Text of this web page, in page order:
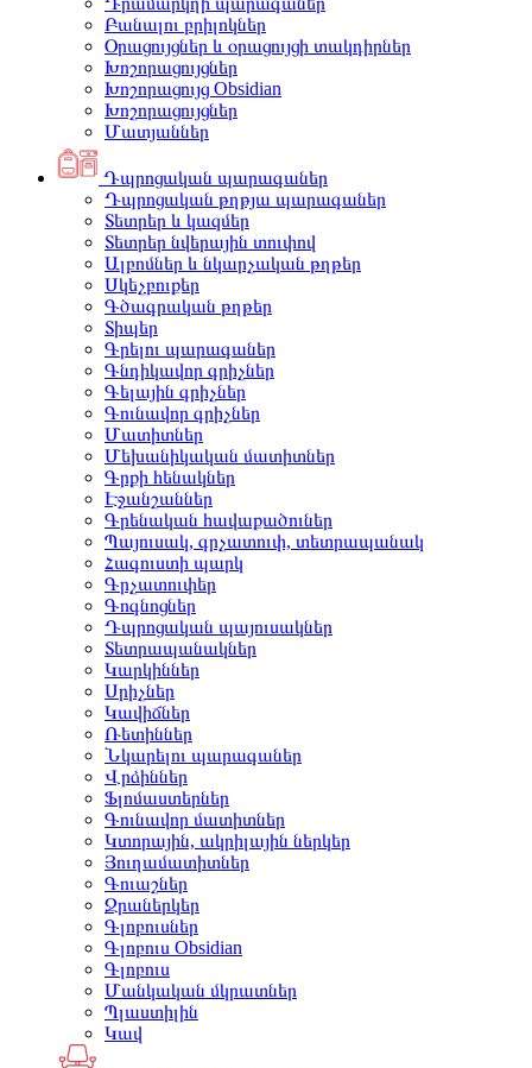
Բանալու բրիլոկներ
Օրացույցներ և օրացույցի տակդիրներ
Խոշորացույցներ
Խոշորացույց Obsidian
Խոշորացույցներ
Մատյաններ
Դպրոցական պարագաներ
Դպրոցական թղթյա պարագաներ
Տետրեր և կազմեր
Տետրեր նվերային տուփով
Ալբոմներ և նկարչական թղթեր
Սկեչբուքեր
Գծագրական թղթեր
Տիպեր
Գրելու պարագաներ
Գնդիկավոր գրիչներ
Գելային գրիչներ
Գունավոր գրիչներ
Մատիտներ
Մեխանիկական մատիտներ
Գրքի հենակներ
Էջանշաններ
Գրենական հավաքածուներ
Պայուսակ, գրչատուփ, տետրապանակ
Հագուստի պարկ
Գրչատուփեր
Գոգնոցներ
Դպրոցական պայուսակներ
Տետրապանակներ
Կարկիններ
Սրիչներ
Կավիճներ
Ռետիններ
Նկարելու պարագաներ
Վրձիններ
Ֆլոմաստերներ
Գունավոր մատիտներ
Կտորային, ակրիլային ներկեր
Յուղամատիտներ
Գուաշներ
Ջրաներկեր
Գլոբուսներ
Գլոբուս Obsidian
Գլոբուս
Մանկական մկրատներ
Պլաստիլին
Կավ